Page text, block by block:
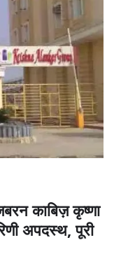
काबिज़ कृष्णा
अपदस्थ, पूरी